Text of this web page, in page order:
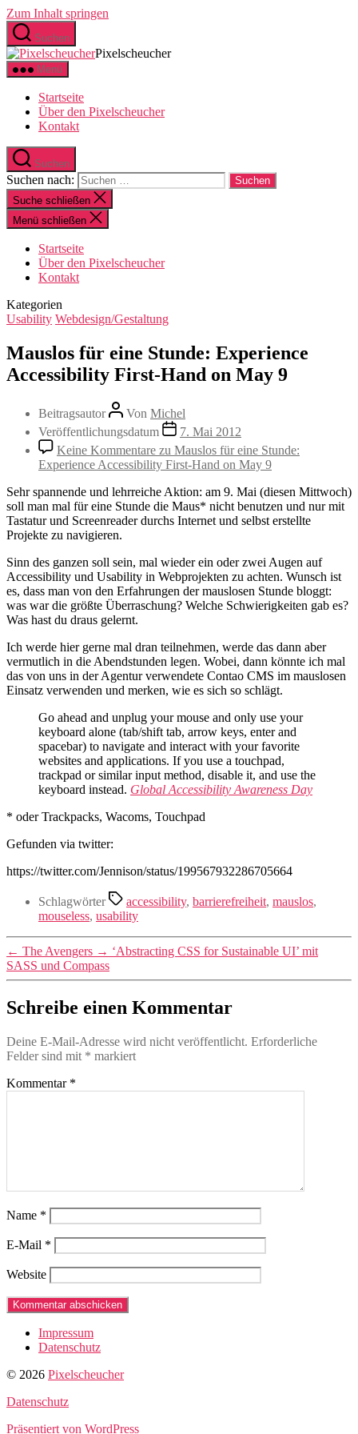
Zum Inhalt springen
Suchen
Pixelscheucher
Menü
Startseite
Über den Pixelscheucher
Kontakt
Suchen
Suchen nach:
Suche schließen
Menü schließen
Startseite
Über den Pixelscheucher
Kontakt
Kategorien
Usability Webdesign/Gestaltung
Mauslos für eine Stunde: Experience
Accessibility First-Hand on May 9
Beitragsautor Von Michel
Veröffentlichungsdatum
7. Mai 2012
Keine Kommentare zu Mauslos für eine Stunde:
Experience Accessibility First-Hand on May 9
Sehr spannende und lehrreiche Aktion: am 9. Mai (diesen Mittwoch)
soll man mal für eine Stunde die Maus* nicht benutzen und nur mit
Tastatur und Screenreader durchs Internet und selbst erstellte
Projekte zu navigieren.
Sinn des ganzen soll sein, mal wieder ein oder zwei Augen auf
Accessibility und Usability in Webprojekten zu achten. Wunsch ist
es, dass man von den Erfahrungen der mauslosen Stunde bloggt:
was war die größte Überraschung? Welche Schwierigkeiten gab es?
Was hast du draus gelernt.
Ich werde hier gerne mal dran teilnehmen, werde das dann aber
vermutlich in die Abendstunden legen. Wobei, dann könnte ich mal
das von uns in der Agentur verwendete Contao CMS im mauslosen
Einsatz verwenden und merken, wie es sich so schlägt.
Go ahead and unplug your mouse and only use your
keyboard alone (tab/shift tab, arrow keys, enter and
spacebar) to navigate and interact with your favorite
websites and applications. If you use a touchpad,
trackpad or similar input method, disable it, and use the
keyboard instead. Global Accessibility Awareness Day
* oder Trackpacks, Wacoms, Touchpad
Gefunden via twitter:
https://twitter.com/Jennison/status/199567932286705664
Schlagwörter accessibility, barrierefreiheit, mauslos,
mouseless, usability
← The Avengers → ‘Abstracting CSS for Sustainable UI’ mit
SASS und Compass
Schreibe einen Kommentar
Deine E-Mail-Adresse wird nicht veröffentlicht. Erforderliche
Felder sind mit * markiert
Kommentar *
Name *
E-Mail *
Website
Impressum
Datenschutz
© 2026 Pixelscheucher
Datenschutz
Präsentiert von WordPress